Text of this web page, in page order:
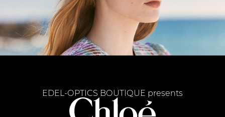
EDEL-OPTICS BOUTIQUE presents